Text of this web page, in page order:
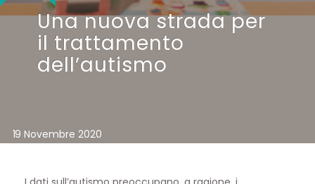
Una nuova strada per
il trattamento
dell’autismo
19 Novembre 2020